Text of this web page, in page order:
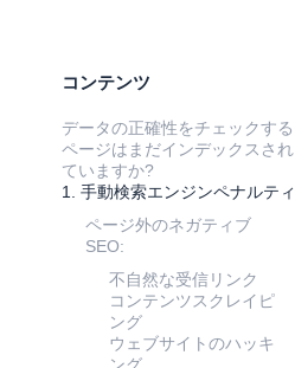
コンテンツ
データの正確性をチェックする
ページはまだインデックスされ
ていますか?
1. 手動検索エンジンペナルティ
ページ外のネガティブ
SEO:
不自然な受信リンク
コンテンツスクレイピ
ング
ウェブサイトのハッキ